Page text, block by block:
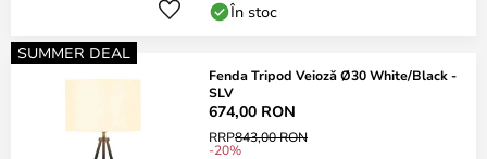
În stoc
SUMMER DEAL
Fenda Tripod Veioză Ø30 White/Black -
SLV
674,00 RON
RRP843,00 RON
-20%